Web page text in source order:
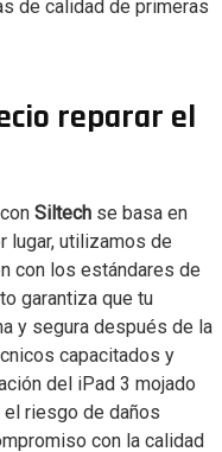
de calidad de primeras
reparar el
Siltech se basa en
lugar, utilizamos de
con los estándares de
garantiza que tu
y segura después de la
capacitados y
del iPad 3 mojado
riesgo de daños
con la calidad